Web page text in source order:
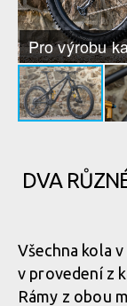
Pro výrobu
DVA
Všechna kola
v provedení z
Rámy z obou